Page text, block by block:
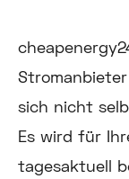
sich nicht
Es wird für
tagesaktuell